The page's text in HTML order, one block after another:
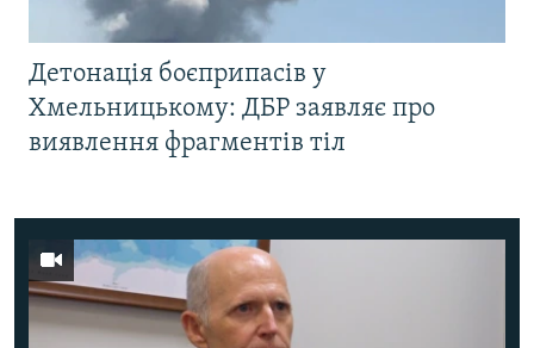
Детонація боєприпасів у
Хмельницькому: ДБР заявляє про
виявлення фрагментів тіл